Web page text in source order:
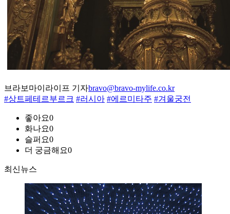
브라보마이라이프 기자bravo@bravo-mylife.co.kr
#상트페테르부르크 #러시아 #에르미타주 #겨울궁전
좋아요0
화나요0
슬퍼요0
더 궁금해요0
최신뉴스